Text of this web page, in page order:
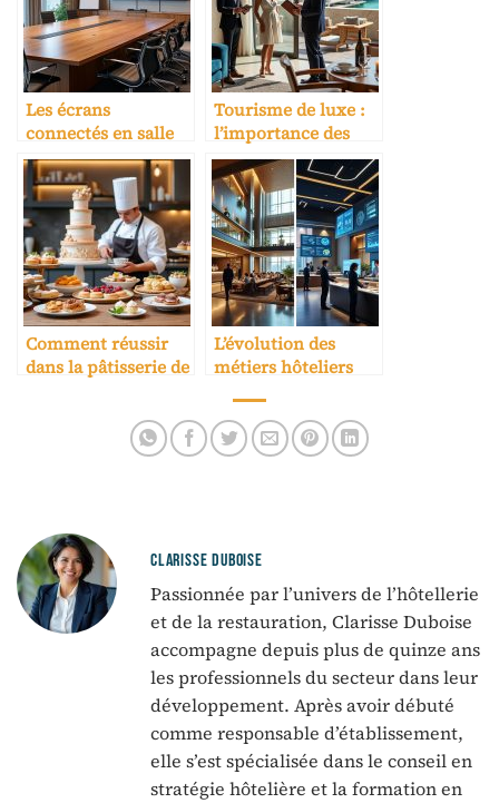
Les écrans
connectés en salle
de conférence
d’hôtel
Tourisme de luxe :
l’importance des
services
personnalisés
Comment réussir
dans la pâtisserie de
L’évolution des
métiers hôteliers
CLARISSE DUBOISE
Passionnée par l’univers de l’hôtellerie
et de la restauration, Clarisse Duboise
accompagne depuis plus de quinze ans
les professionnels du secteur dans leur
développement. Après avoir débuté
comme responsable d’établissement,
elle s’est spécialisée dans le conseil en
stratégie hôtelière et la formation en